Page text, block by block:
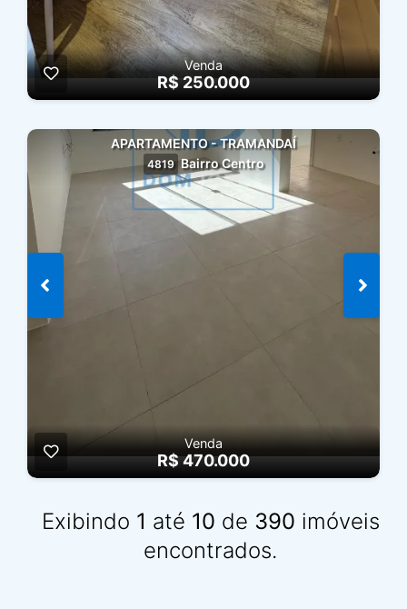
Venda
R$ 250.000
APARTAMENTO - TRAMANDAÍ
4819 Bairro Centro
Venda
R$ 470.000
Exibindo 1 até 10 de 390 imóveis
encontrados.